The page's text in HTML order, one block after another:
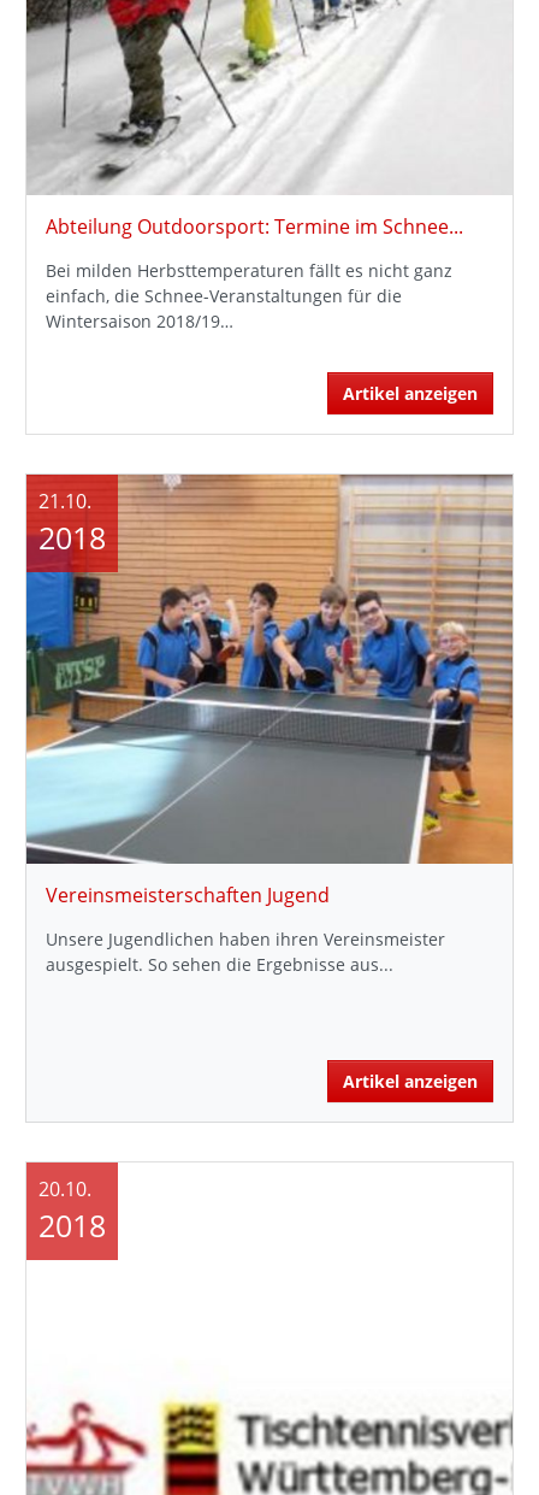
Abteilung Outdoorsport: Termine im Schnee...
Bei milden Herbsttemperaturen fällt es nicht ganz
einfach, die Schnee-Veranstaltungen für die
Wintersaison 2018/19…
Artikel anzeigen
Vereinsmeisterschaften Jugend
Unsere Jugendlichen haben ihren Vereinsmeister
ausgespielt. So sehen die Ergebnisse aus...
Artikel anzeigen
21.10.
2018
20.10.
2018